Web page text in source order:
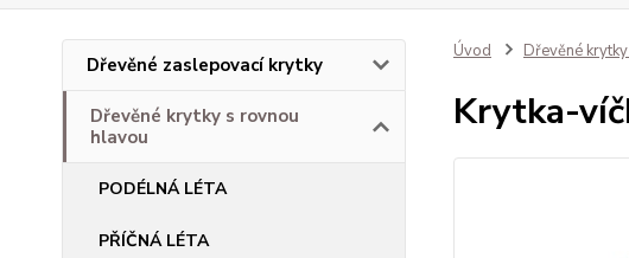
Dřevěné zaslepovací krytky
Dřevěné krytky s rovnou
hlavou
PODÉLNÁ LÉTA
PŘÍČNÁ LÉTA
Úvod Dřevěné
Krytka-